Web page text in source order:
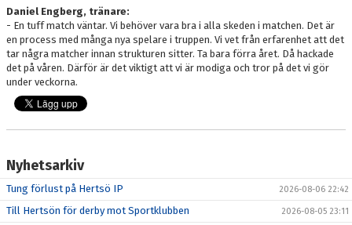
Daniel Engberg, tränare:
- En tuff match väntar. Vi behöver vara bra i alla skeden i matchen. Det är
en process med många nya spelare i truppen. Vi vet från erfarenhet att det
tar några matcher innan strukturen sitter. Ta bara förra året. Då hackade
det på våren. Därför är det viktigt att vi är modiga och tror på det vi gör
under veckorna.
Nyhetsarkiv
Tung förlust på Hertsö IP 2026-08-06 22:42
Till Hertsön för derby mot Sportklubben 2026-08-05 23:11